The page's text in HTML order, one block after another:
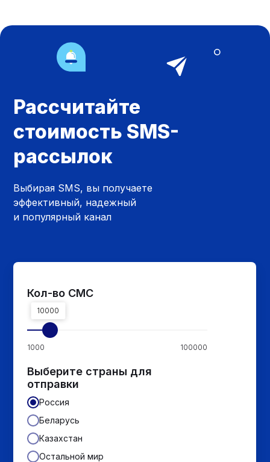
Рассчитайте
стоимость SMS-
рассылок
Кол-во СМС
10000
1000 100000
Выберите страны для
отправки
Россия
Беларусь
Казахстан
Остальной мир
Выбирая SMS, вы получаете
эффективный, надежный
и популярный канал